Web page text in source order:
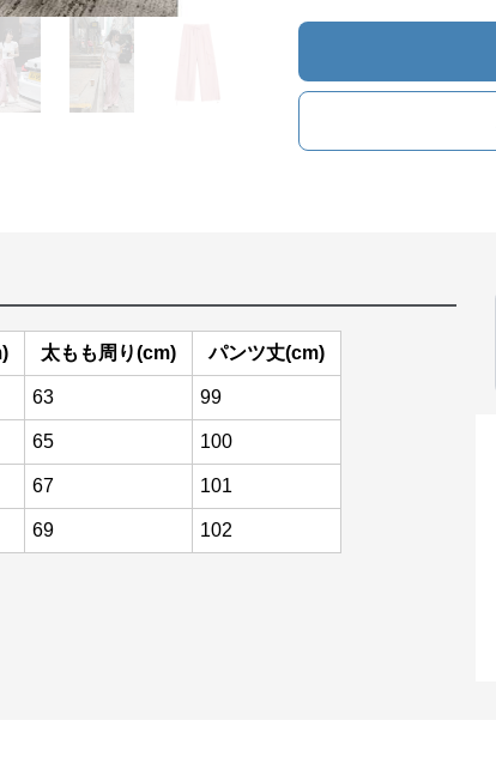
太もも周り(cm) パンツ丈(cm)
63 99
65 100
67 101
69 102